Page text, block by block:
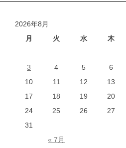
2026年8月
月
火 水 木
« 7月
3
4 5 6
10
11 12 13
17
18 19 20
24
25 26 27
31